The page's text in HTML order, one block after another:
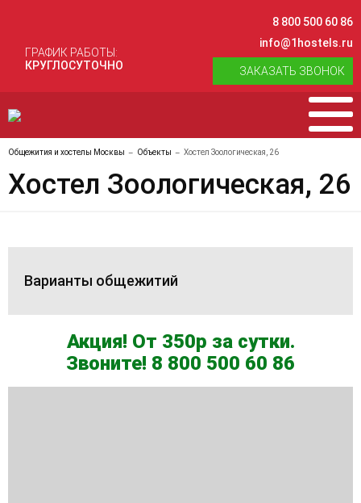
ГРАФИК РАБОТЫ:
КРУГЛОСУТОЧНО
8 800 500 60 86
info@1hostels.ru
ЗАКАЗАТЬ ЗВОНОК
Общежития и хостелы Москвы Объекты Хостел Зоологическая, 26
Хостел Зоологическая, 26
Варианты общежитий
Акция! От 350р за сутки.
Звоните! 8 800 500 60 86